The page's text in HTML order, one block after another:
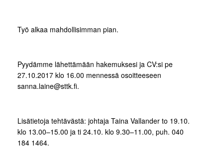
Työ alkaa mahdollisimman pian.
Pyydämme lähettämään hakemuksesi ja CV:si pe
27.10.2017 klo 16.00 mennessä osoitteeseen
sanna.laine@sttk.fi.
Lisätietoja tehtävästä: johtaja Taina Vallander to 19.10.
klo 13.00–15.00 ja ti 24.10. klo 9.30–11.00, puh. 040
184 1464.